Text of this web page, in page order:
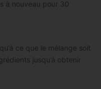
à nouveau pour 30
ce que le mélange soit
jusqu’à obtenir